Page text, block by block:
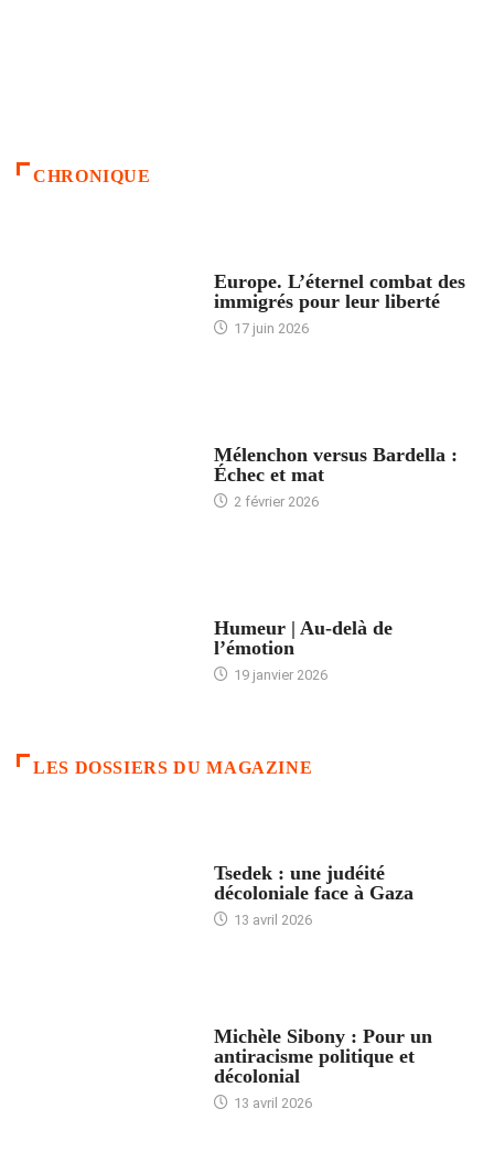
CHRONIQUE
Europe. L’éternel combat des
immigrés pour leur liberté
17 juin 2026
Mélenchon versus Bardella :
Échec et mat
2 février 2026
Humeur | Au-delà de
l’émotion
19 janvier 2026
LES DOSSIERS DU MAGAZINE
Tsedek : une judéité
décoloniale face à Gaza
13 avril 2026
Michèle Sibony : Pour un
antiracisme politique et
décolonial
13 avril 2026